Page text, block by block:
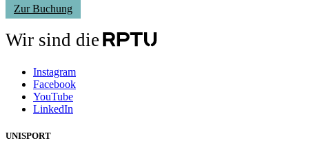
Zur Buchung
Wir sind die
Instagram
Facebook
YouTube
LinkedIn
UNISPORT